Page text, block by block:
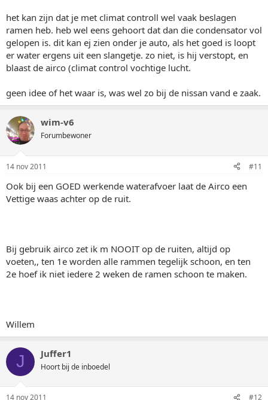
het kan zijn dat je met climat controll wel vaak beslagen
ramen heb. heb wel eens gehoort dat dan die condensator vol
gelopen is. dit kan ej zien onder je auto, als het goed is loopt
er water ergens uit een slangetje. zo niet, is hij verstopt, en
blaast de airco (climat control vochtige lucht.
geen idee of het waar is, was wel zo bij de nissan vand e zaak.
wim-v6
Forumbewoner
14 nov 2011 #11
Ook bij een GOED werkende waterafvoer laat de Airco een
Vettige waas achter op de ruit.
Bij gebruik airco zet ik m NOOIT op de ruiten, altijd op
voeten,, ten 1e worden alle rammen tegelijk schoon, en ten
2e hoef ik niet iedere 2 weken de ramen schoon te maken.
Willem
J Juffer1
Hoort bij de inboedel
14 nov 2011 #12